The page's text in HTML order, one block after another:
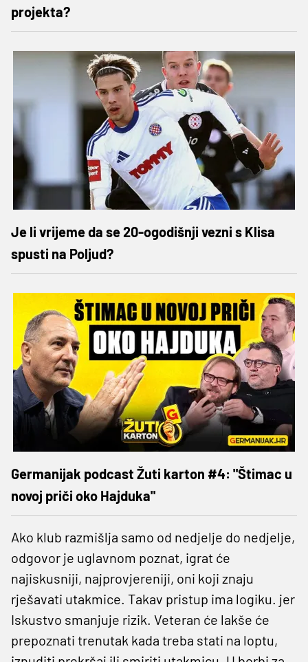
projekta?
Je li vrijeme da se 20-ogodišnji vezni s Klisa
spusti na Poljud?
Germanijak podcast Žuti karton #4: "Štimac u
novoj priči oko Hajduka"
Ako klub razmišlja samo od nedjelje do nedjelje,
odgovor je uglavnom poznat, igrat će
najiskusniji, najprovjereniji, oni koji znaju
rješavati utakmice. Takav pristup ima logiku. jer
Iskustvo smanjuje rizik. Veteran će lakše će
prepoznati trenutak kada treba stati na loptu,